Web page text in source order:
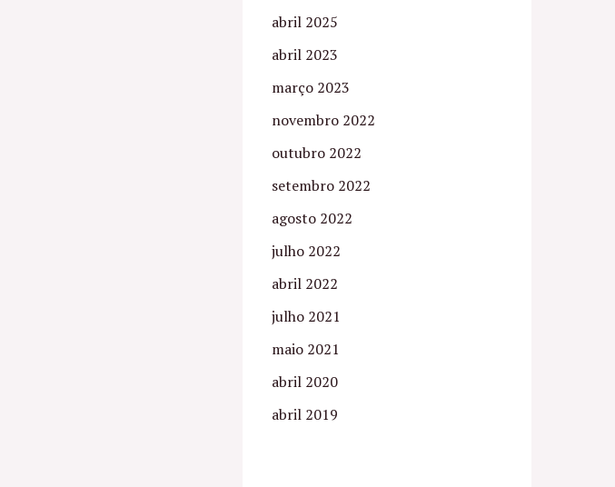
abril 2025
abril 2023
março 2023
novembro 2022
outubro 2022
setembro 2022
agosto 2022
julho 2022
abril 2022
julho 2021
maio 2021
abril 2020
abril 2019